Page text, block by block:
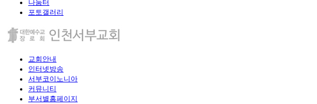
나눔터
포토갤러리
교회안내
인터넷방송
서부코이노니아
커뮤니티
부서별홈페이지